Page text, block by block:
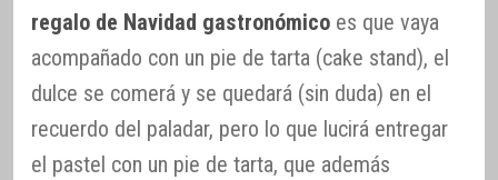
regalo de Navidad gastronómico es que vaya
acompañado con un pie de tarta (cake stand), el
dulce se comerá y se quedará (sin duda) en el
recuerdo del paladar, pero lo que lucirá entregar
el pastel con un pie de tarta, que además